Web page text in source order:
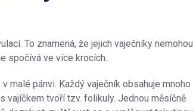
To znamená, že jejich vaječníky nemohou
spočívá ve více krocích.
malé pánvi. Každý vaječník obsahuje mnoho
vajíčkem tvoří tzv. folikuly. Jednou měsíčně